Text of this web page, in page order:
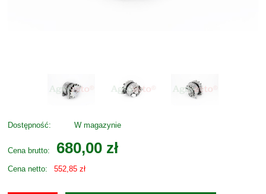
Dostępność: W magazynie
Cena brutto: 680,00 zł
Cena netto: 552,85 zł